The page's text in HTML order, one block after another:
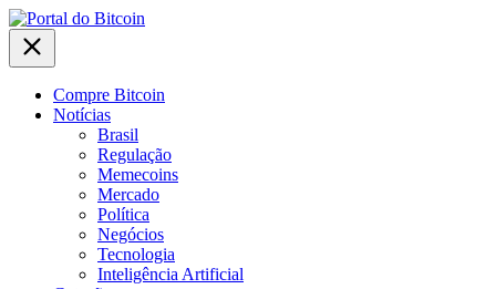
Compre Bitcoin
Notícias
Brasil
Regulação
Memecoins
Mercado
Política
Negócios
Tecnologia
Inteligência Artificial